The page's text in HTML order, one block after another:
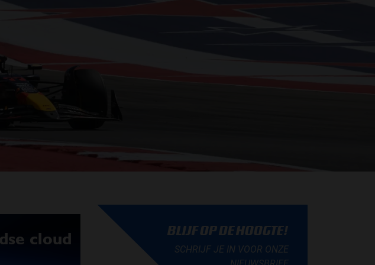
BLIJF OP DE HOOGTE!
SCHRIJF JE IN VOOR ONZE